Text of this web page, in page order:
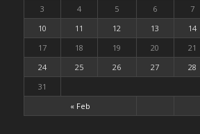
« Feb
3
4 5 6 7
10
11 12 13 14
17
18 19 20 21
24
25 26 27 28
31